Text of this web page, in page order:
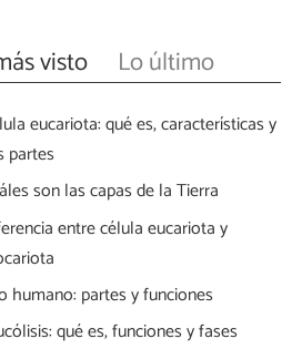
visto Lo último
eucariota: qué es, características y
partes
son las capas de la Tierra
entre célula eucariota y
humano: partes y funciones
qué es, funciones y fases